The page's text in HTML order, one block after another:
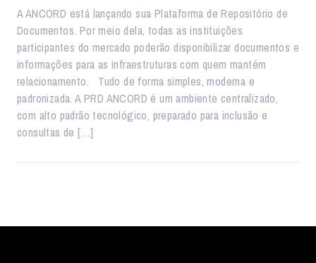
A ANCORD está lançando sua Plataforma de Repositório de
Documentos. Por meio dela, todas as instituições
participantes do mercado poderão disponibilizar documentos e
informações para as infraestruturas com quem mantém
relacionamento. Tudo de forma simples, moderna e
padronizada. A PRD ANCORD é um ambiente centralizado,
com alto padrão tecnológico, preparado para inclusão e
consultas de […]